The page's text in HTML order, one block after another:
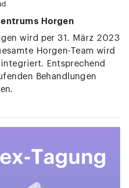
Horgen
wird per 31. März 2023
Horgen-Team wird
Entsprechend
Behandlungen